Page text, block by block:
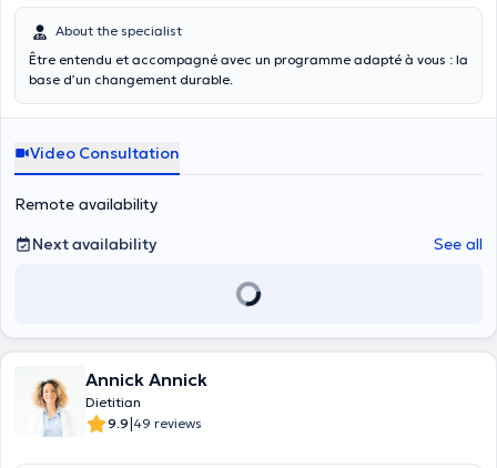
About the specialist
Être entendu et accompagné avec un programme adapté à vous : la
base d’un changement durable.
Video Consultation
Remote availability
Next availability
See all
Annick Annick
Dietitian
9.9|49 reviews